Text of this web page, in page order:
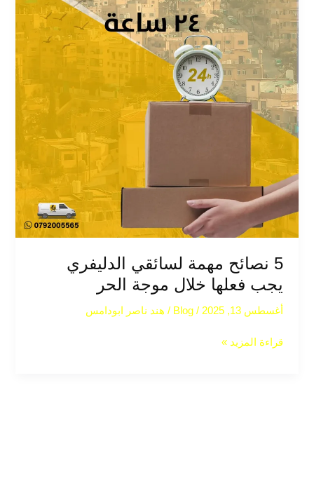
5 نصائح مهمة لسائقي الدليفري
يجب فعلها خلال موجة الحر
أغسطس 13, 2025 /
Blog
/ هند ناصر ابودامس
خلال
موجة
الحر
قراءة المزيد »